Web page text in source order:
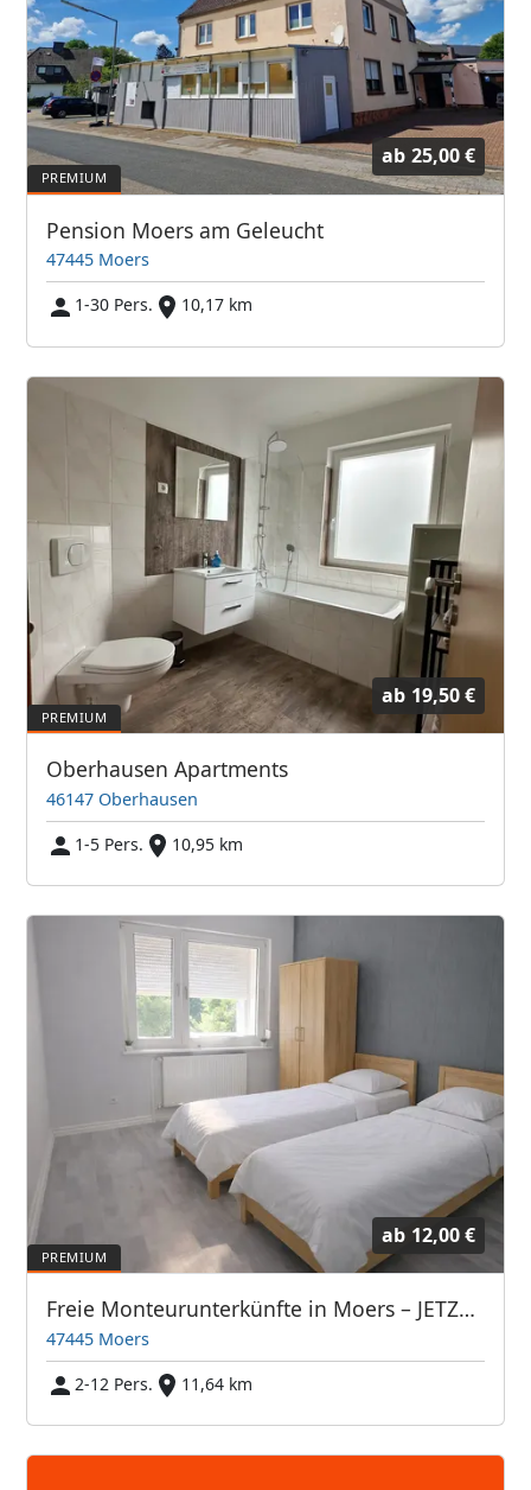
ab 25,00 €
Pension Moers am Geleucht
47445 Moers
1-30 Pers.
10,17 km
ab 19,50 €
Oberhausen Apartments
46147 Oberhausen
1-5 Pers.
10,95 km
ab 12,00 €
Freie Monteurunterkünfte in Moers – JETZT anrufen! Wir sprechen auch Polnisch
47445 Moers
2-12 Pers.
11,64 km